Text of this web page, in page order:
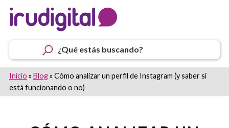
¿Qué estás buscando?
Inicio » Blog» Cómo analizar un perfil de Instagram (y saber si
está funcionando o no)